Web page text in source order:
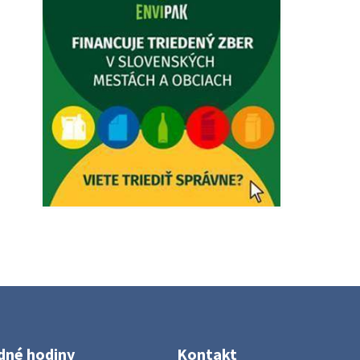
zvážať komunálny odpad.
4. augusta 2026 15:30
Dnešný zvoz odpadu
Vážený občan, dnes 5. 8. sa zváža
komunálny odpad.
5. augusta 2026 05:00
hodiny Kontakt